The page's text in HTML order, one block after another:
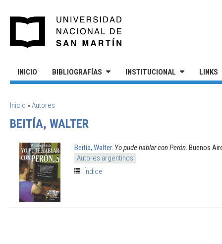
INICIO BIBLIOGRAFÍAS INSTITUCIONAL LINKS
SE ENCUENTRA USTED AQUÍ
Inicio »Autores
BEITÍA, WALTER
Beitía, Walter. Yo pude hablar con Perón . Buenos
Autores argentinos
Índice